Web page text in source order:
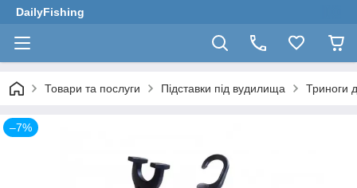
DailyFishing
Товари та послуги Підставки під вудилища Триноги
–7%